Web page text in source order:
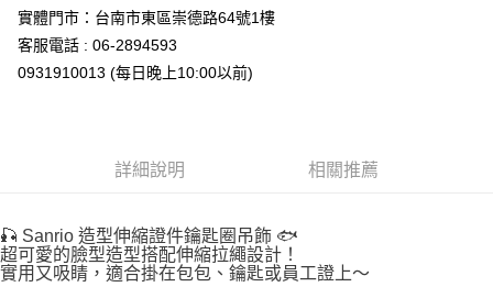
付款後7-11取貨
每筆NT$65，滿NT$999(含以上)免運費
宅配
實體門市：台南市東區崇德路64號1樓
客服電話 : 06-2894593
0931910013 (每日晚上10:00以前)
詳細說明 相關推薦
🎣 Sanrio 造型伸縮證件鑰匙圈吊飾 🐟
超可愛的臉型造型搭配伸縮拉繩設計！
實用又吸睛，適合掛在包包、鑰匙或員工證上～